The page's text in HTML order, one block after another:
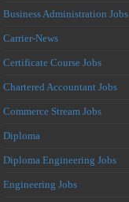
Business Administration Jobs
Carrier-News
Certificate Course Jobs
Chartered Accountant Jobs
Commerce Stream Jobs
Diploma
Diploma Engineering Jobs
Engineering Jobs